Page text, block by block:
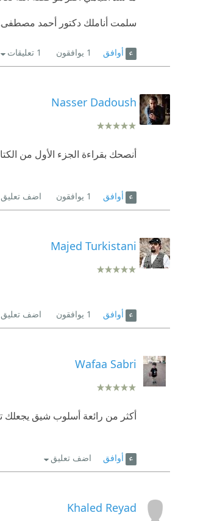
سلمت أناملك دكتور أحمد
أوافق 1 يوافقون 1 تعليقات
Nasser Dadoush
أنصحك بقراءة الجزء الأول من
أوافق 1 يوافقون اضف تعليق
Majed Turkistani
أوافق 1 يوافقون اضف تعليق
Wafaa Sabri
أكثر من رائعة أسلوب شيق يجعلك
أوافق اضف تعليق
Khaled Reyad